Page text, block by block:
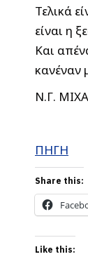
Τελικά
είναι η
Και
κανέναν
Ν.Γ.
ΠΗΓΗ
Share this:
Like this: